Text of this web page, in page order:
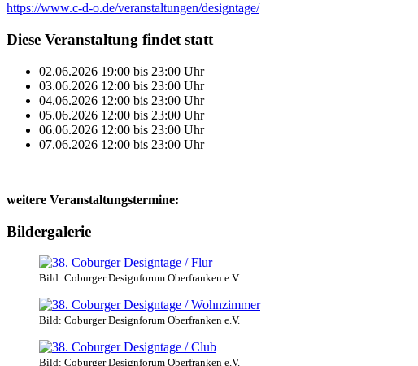
https://www.c-d-o.de/veranstaltungen/designtage/
Diese Veranstaltung findet statt
02.06.2026 19:00 bis 23:00 Uhr
03.06.2026 12:00 bis 23:00 Uhr
04.06.2026 12:00 bis 23:00 Uhr
05.06.2026 12:00 bis 23:00 Uhr
06.06.2026 12:00 bis 23:00 Uhr
07.06.2026 12:00 bis 23:00 Uhr
weitere Veranstaltungstermine:
Bildergalerie
Bild: Coburger Designforum Oberfranken e.V.
Bild: Coburger Designforum Oberfranken e.V.
Bild: Coburger Designforum Oberfranken e.V.